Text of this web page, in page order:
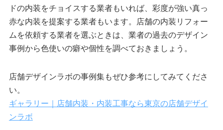
ドの内装をチョイスする業者もいれば、彩度が強い真っ
赤な内装を提案する業者もいます。店舗の内装リフォー
ムを依頼する業者を選ぶときは、業者の過去のデザイン
事例から色使いの癖や個性を調べておきましょう。
店舗デザインラボの事例集もぜひ参考にしてみてくださ
い。
ギャラリー｜店舗内装・内装工事なら東京の店舗デザイ
ンラボ